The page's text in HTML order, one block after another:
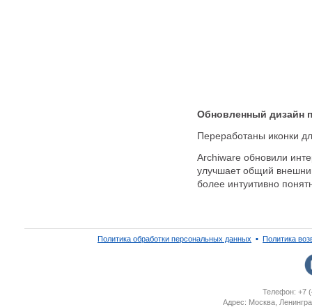
Обновленный дизайн
Переработаны иконки
Archiware обновили
улучшает общий
более интуитивно
Политика обработки персональных данных ▪ Политика
Телефон: +7
Адрес: Москва,